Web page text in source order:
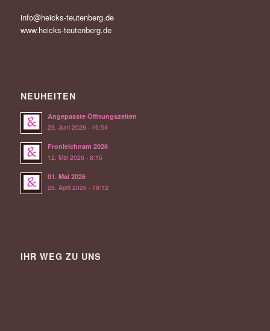
info@heicks-teutenberg.de
www.heicks-teutenberg.de
NEUHEITEN
Angepasste Öffnungszeiten
23. Juni 2026 - 16:54
Fronleichnam 2026
12. Mai 2026 - 8:15
01. Mai 2026
28. April 2026 - 19:12
IHR WEG ZU UNS